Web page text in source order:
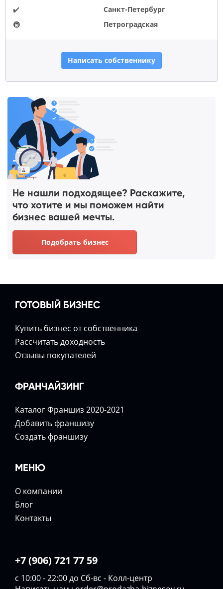
✔️
Санкт-Петербург
🚇
Петроградская
Написать собственнику
Не нашли подходящее? Раскажите,
что хотите и мы поможем найти
бизнес вашей мечты.
Подобрать бизнес
ГОТОВЫЙ БИЗНЕС
Купить бизнес от собственника
Расcчитать доходность
Отзывы покупателей
ФРАНЧАЙЗИНГ
Каталог Франшиз 2020-2021
Добавить франшизу
Создать франшизу
МЕНЮ
О компании
Блог
Контакты
+7 (906) 721 77 59
с 10:00 - 22:00 до Сб-вс - Колл-центр